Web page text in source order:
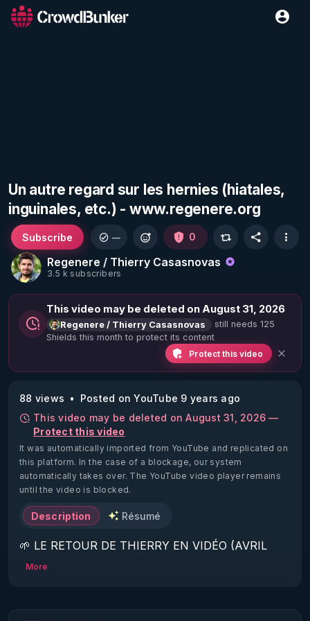
Un autre regard sur les hernies (hiatales,
inguinales, etc.) - www.regenere.org
Regenere / Thierry Casasnovas
3.5 k subscribers
Subscribe — 0
This video may be deleted on August 31, 2026
Regenere / Thierry Casasnovas
still needs 125
Shields this month to protect its content
Protect this video
88 views
Posted on YouTube 9 years ago
This video may be deleted on August 31, 2026 —
Protect this video
It was automatically imported from YouTube and replicated on
this platform. In the case of a blockage, our system
automatically takes over. The YouTube video player remains
until the video is blocked.
Description Résumé
🌱 LE RETOUR DE THIERRY EN VIDÉO (AVRIL
2022)!
https://www.rgnr.fr/presentation.html
More